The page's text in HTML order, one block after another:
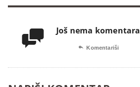
 Još nema komentara
 Komentariši